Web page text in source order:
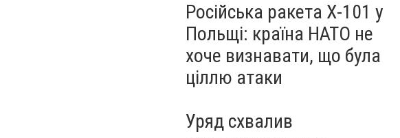
Російська ракета Х-101 у
Польщі: країна НАТО не
хоче визнавати, що була
ціллю атаки
Уряд схвалив